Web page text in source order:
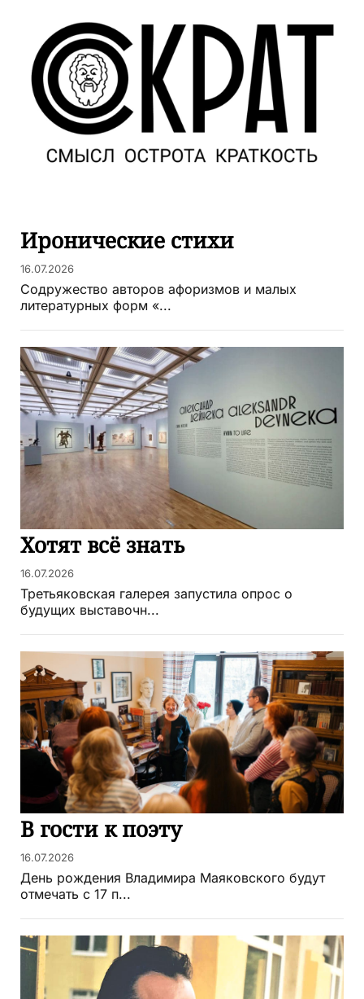
Иронические стихи
16.07.2026
Содружество авторов афоризмов и малых
литературных форм «...
Хотят всё знать
16.07.2026
Третьяковская галерея запустила опрос о
будущих выставочн...
В гости к поэту
16.07.2026
День рождения Владимира Маяковского будут
отмечать с 17 п...